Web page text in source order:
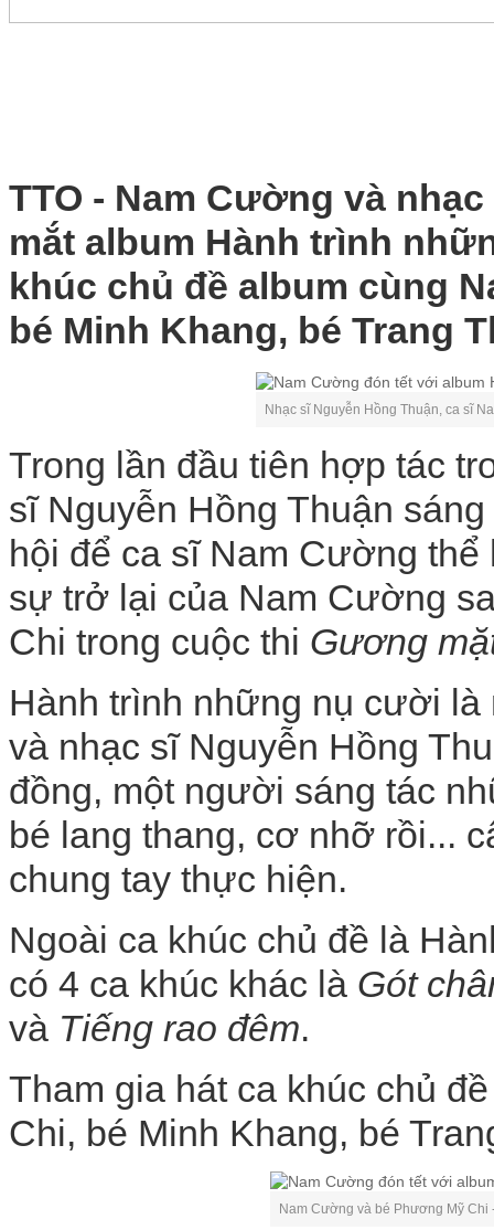
TTO - Nam Cường và
mắt album Hành trình
khúc chủ đề album cùng
bé Minh Khang, bé Trang
Nhạc sĩ Nguyễn Hồng Thuận, ca sĩ
Trong lần đầu tiên hợp tác
sĩ Nguyễn Hồng Thuận
hội để ca sĩ Nam Cường
sự trở lại của Nam Cường
Chi trong cuộc thi Gương
Hành trình những nụ cười
và nhạc sĩ Nguyễn Hồng
đồng, một người sáng tác
bé lang thang, cơ nhỡ rồi...
chung tay thực hiện.
Ngoài ca khúc chủ đề là
có 4 ca khúc khác là Gót
và Tiếng rao đêm.
Tham gia hát ca khúc chủ
Chi, bé Minh Khang, bé
Nam Cường và bé Phương Mỹ Chi